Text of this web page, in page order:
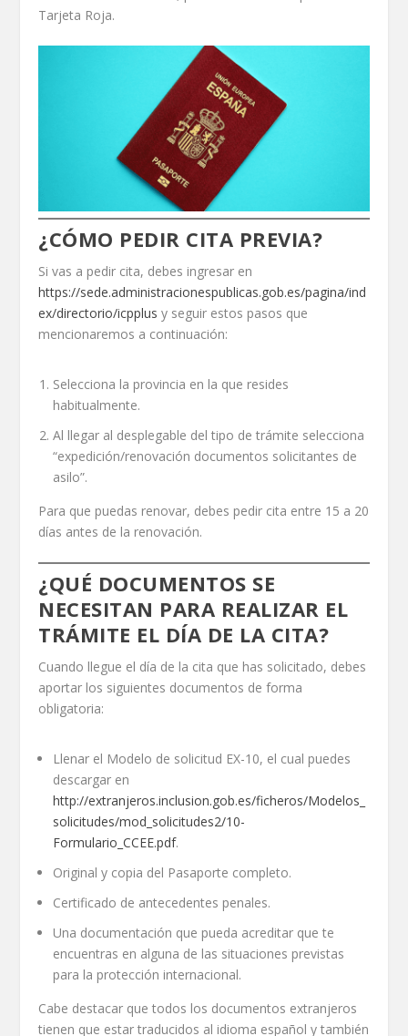
Tarjeta Roja.
¿CÓMO PEDIR CITA PREVIA?
Si vas a pedir cita, debes ingresar en
https://sede.administracionespublicas.gob.es/pagina/ind
ex/directorio/icpplus y seguir estos pasos que
mencionaremos a continuación:
Selecciona la provincia en la que resides
habitualmente.
Al llegar al desplegable del tipo de trámite selecciona
“expedición/renovación documentos solicitantes de
asilo”.
Para que puedas renovar, debes pedir cita entre 15 a 20
días antes de la renovación.
¿QUÉ DOCUMENTOS SE
NECESITAN PARA REALIZAR EL
TRÁMITE EL DÍA DE LA CITA?
Cuando llegue el día de la cita que has solicitado, debes
aportar los siguientes documentos de forma
obligatoria:
Llenar el Modelo de solicitud EX-10, el cual puedes
descargar en
http://extranjeros.inclusion.gob.es/ficheros/Modelos_
solicitudes/mod_solicitudes2/10-
Formulario_CCEE.pdf.
Original y copia del Pasaporte completo.
Certificado de antecedentes penales.
Una documentación que pueda acreditar que te
encuentras en alguna de las situaciones previstas
para la protección internacional.
Cabe destacar que todos los documentos extranjeros
tienen que estar traducidos al idioma español y también